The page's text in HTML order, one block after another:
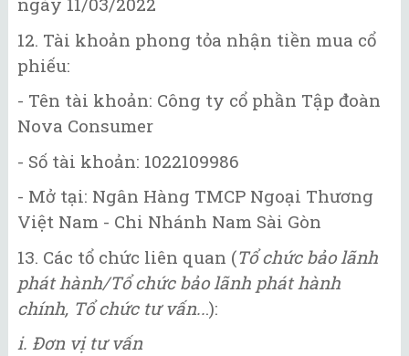
12. Tài khoản phong tỏa nhận tiền mua cổ
phiếu:
- Tên tài khoản: Công ty cổ phần Tập đoàn
Nova Consumer
- Số tài khoản: 1022109986
- Mở tại: Ngân Hàng TMCP Ngoại Thương
Việt Nam - Chi Nhánh Nam Sài Gòn
13. Các tổ chức liên quan (Tổ chức bảo lãnh
phát hành/Tổ chức bảo lãnh phát hành
chính, Tổ chức tư vấn...):
i. Đơn vị tư vấn